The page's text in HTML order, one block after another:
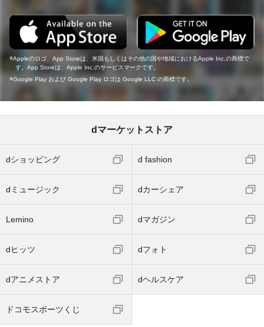
Appleのロゴ、App Storeは、米国もしくはその他の国や地域におけるApple Inc.の商標で
す。App Storeは、Apple Inc.のサービスマークです。
Google Play および Google Play ロゴは Google LLC の商標です。
dマーケットストア
dショッピング d fashion
dミュージック dカーシェア
Lemino dマガジン
dヒッツ dフォト
dアニメストア dヘルスケア
ドコモスポーツくじ